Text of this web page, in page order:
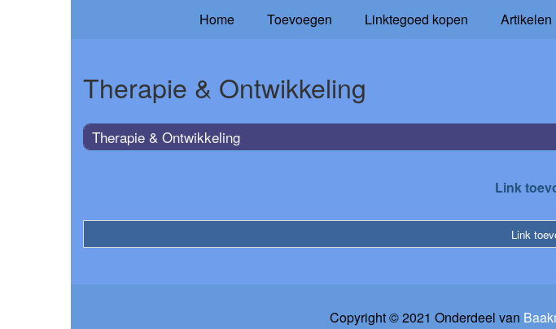
Home Toevoegen Linktegoed kopen Artikelen
Therapie & Ontwikkeling
Therapie & Ontwikkeling
Link
Link
Copyright © 2021 Onderdeel van